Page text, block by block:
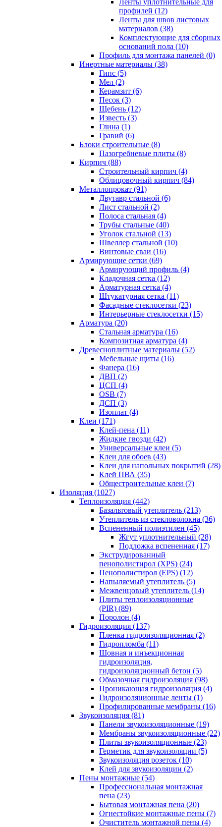
Ленты уплотнительные для
профилей (12)
Ленты для швов листовых
материалов (38)
Комплектующие для сборных
оснований пола (10)
Профиль для монтажа панелей (0)
Инертные материалы (38)
Гипс (5)
Мел (2)
Керамзит (6)
Песок (3)
Щебень (12)
Известь (3)
Глина (1)
Гравий (6)
Блоки строительные (8)
Пазогребневые плиты (8)
Кирпич (88)
Строительный кирпич (4)
Облицовочный кирпич (84)
Металлопрокат (91)
Двутавр стальной (6)
Лист стальной (2)
Полоса стальная (4)
Трубы стальные (40)
Уголок стальной (13)
Швеллер стальной (10)
Винтовые сваи (16)
Армирующие сетки (69)
Армирующий профиль (4)
Кладочная сетка (12)
Арматурная сетка (4)
Штукатурная сетка (11)
Фасадные стеклосетки (23)
Интерьерные стеклосетки (15)
Арматура (20)
Стальная арматура (16)
Композитная арматура (4)
Древесноплитные материалы (52)
Мебельные щиты (16)
Фанера (16)
ДВП (2)
ЦСП (4)
OSB (7)
ДСП (3)
Изоплат (4)
Клеи (171)
Клей-пена (11)
Жидкие гвозди (42)
Универсальные клеи (5)
Клеи для обоев (43)
Клеи для напольных покрытий (28)
Клей ПВА (35)
Общестроительные клеи (7)
Изоляция (1027)
Теплоизоляция (442)
Базальтовый утеплитель (213)
Утеплитель из стекловолокна (36)
Вспененный полиэтилен (45)
Жгут уплотнительный (28)
Подложка вспененная (17)
Экструдированный
пенополистирол (XPS) (24)
Пенополистирол (EPS) (12)
Напыляемый утеплитель (5)
Межвенцовый утеплитель (14)
Плиты теплоизоляционные
(PIR) (89)
Поролон (4)
Гидроизоляция (137)
Пленка гидроизоляционная (2)
Гидропломба (11)
Шовная и инъекционная
гидроизоляция,
гидроизоляционный бетон (5)
Обмазочная гидроизоляция (98)
Проникающая гидроизоляция (4)
Гидроизоляционные ленты (1)
Профилированные мембраны (16)
Звукоизоляция (81)
Панели звукоизоляционные (19)
Мембраны звукоизоляционные (22)
Плиты звукоизоляционные (23)
Герметик для звукоизоляции (5)
Звукоизоляция розеток (10)
Клей для звукоизоляции (2)
Пены монтажные (54)
Профессиональная монтажная
пена (23)
Бытовая монтажная пена (20)
Огнестойкие монтажные пены (7)
Очиститель монтажной пены (4)